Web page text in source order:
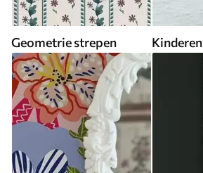
Geometrie strepen Kinderen